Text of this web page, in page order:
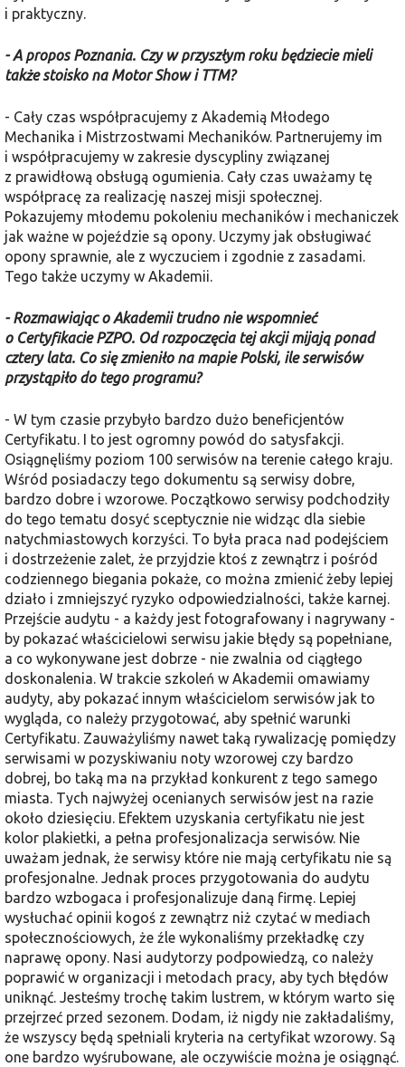
i praktyczny.
- A propos Poznania. Czy w przyszłym roku będziecie mieli
także stoisko na Motor Show i TTM?
- Cały czas współpracujemy z Akademią Młodego
Mechanika i Mistrzostwami Mechaników. Partnerujemy im
i współpracujemy w zakresie dyscypliny związanej
z prawidłową obsługą ogumienia. Cały czas uważamy tę
współpracę za realizację naszej misji społecznej.
Pokazujemy młodemu pokoleniu mechaników i mechaniczek
jak ważne w pojeździe są opony. Uczymy jak obsługiwać
opony sprawnie, ale z wyczuciem i zgodnie z zasadami.
Tego także uczymy w Akademii.
- Rozmawiając o Akademii trudno nie wspomnieć
o Certyfikacie PZPO. Od rozpoczęcia tej akcji mijają ponad
cztery lata. Co się zmieniło na mapie Polski, ile serwisów
przystąpiło do tego programu?
- W tym czasie przybyło bardzo dużo beneficjentów
Certyfikatu. I to jest ogromny powód do satysfakcji.
Osiągnęliśmy poziom 100 serwisów na terenie całego kraju.
Wśród posiadaczy tego dokumentu są serwisy dobre,
bardzo dobre i wzorowe. Początkowo serwisy podchodziły
do tego tematu dosyć sceptycznie nie widząc dla siebie
natychmiastowych korzyści. To była praca nad podejściem
i dostrzeżenie zalet, że przyjdzie ktoś z zewnątrz i pośród
codziennego biegania pokaże, co można zmienić żeby lepiej
działo i zmniejszyć ryzyko odpowiedzialności, także karnej.
Przejście audytu - a każdy jest fotografowany i nagrywany -
by pokazać właścicielowi serwisu jakie błędy są popełniane,
a co wykonywane jest dobrze - nie zwalnia od ciągłego
doskonalenia. W trakcie szkoleń w Akademii omawiamy
audyty, aby pokazać innym właścicielom serwisów jak to
wygląda, co należy przygotować, aby spełnić warunki
Certyfikatu. Zauważyliśmy nawet taką rywalizację pomiędzy
serwisami w pozyskiwaniu noty wzorowej czy bardzo
dobrej, bo taką ma na przykład konkurent z tego samego
miasta. Tych najwyżej ocenianych serwisów jest na razie
około dziesięciu. Efektem uzyskania certyfikatu nie jest
kolor plakietki, a pełna profesjonalizacja serwisów. Nie
uważam jednak, że serwisy które nie mają certyfikatu nie są
profesjonalne. Jednak proces przygotowania do audytu
bardzo wzbogaca i profesjonalizuje daną firmę. Lepiej
wysłuchać opinii kogoś z zewnątrz niż czytać w mediach
społecznościowych, że źle wykonaliśmy przekładkę czy
naprawę opony. Nasi audytorzy podpowiedzą, co należy
poprawić w organizacji i metodach pracy, aby tych błędów
uniknąć. Jesteśmy trochę takim lustrem, w którym warto się
przejrzeć przed sezonem. Dodam, iż nigdy nie zakładaliśmy,
że wszyscy będą spełniali kryteria na certyfikat wzorowy. Są
one bardzo wyśrubowane, ale oczywiście można je osiągnąć.